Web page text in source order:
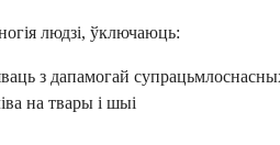
людзі, ўключаюць:
з дапамогай
на твары і шыі